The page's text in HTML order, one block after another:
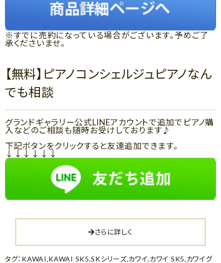
※すでに売約になっている場合がございます。予めご了
承くださいませ。
【無料】ピアノコンシェルジュピアノなん
でも相談
グランドギャラリー公式LINEアカウントで追加でピアノ購
入などのご相談も随時お受けしております♪
下記ボタンをクリックすると友達追加できます。
↓↓↓↓↓↓
さらに詳しく
タグ： KAWAI,KAWAI SK5,SKシリーズ,カワイ,カワイ SK5,カワイグ